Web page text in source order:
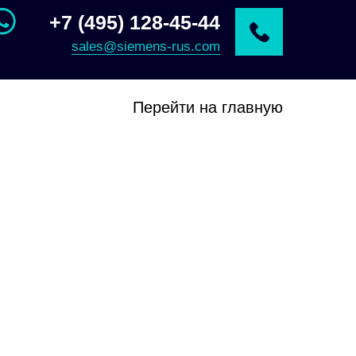
+7 (495) 128-45-44
sales@siemens-rus.com
Перейти на главную